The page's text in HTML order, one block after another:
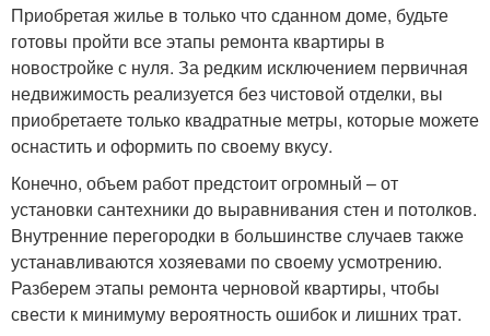
Приобретая жилье в только что сданном доме, будьте
готовы пройти все этапы ремонта квартиры в
новостройке с нуля. За редким исключением первичная
недвижимость реализуется без чистовой отделки, вы
приобретаете только квадратные метры, которые можете
оснастить и оформить по своему вкусу.
Конечно, объем работ предстоит огромный – от
установки сантехники до выравнивания стен и потолков.
Внутренние перегородки в большинстве случаев также
устанавливаются хозяевами по своему усмотрению.
Разберем этапы ремонта черновой квартиры, чтобы
свести к минимуму вероятность ошибок и лишних трат.